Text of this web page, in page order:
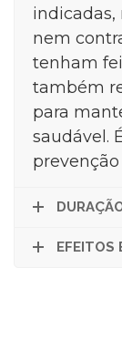
indicadas,
nem
tenham
também
para
saudável.
EFEITOS